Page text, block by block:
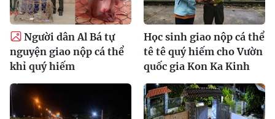
Người dân Al Bá tự
nguyện giao nộp cá thể
khỉ quý hiếm
Học sinh giao nộp cá thể
tê tê quý hiếm cho Vườn
quốc gia Kon Ka Kinh